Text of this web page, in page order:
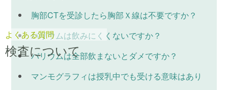
よくある質問
検査について
胸部CTを受診したら胸部Ｘ線は不要ですか？
バリウムは飲みにくくないですか？
バリウムは全部飲まないとダメですか？
マンモグラフィは授乳中でも受ける意味はあり